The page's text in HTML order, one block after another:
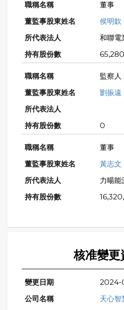
董事
侯明欽
和聯電
監察人
劉振遠
0
董事
黃志文
力暘能
核准變更
2024-
天心智